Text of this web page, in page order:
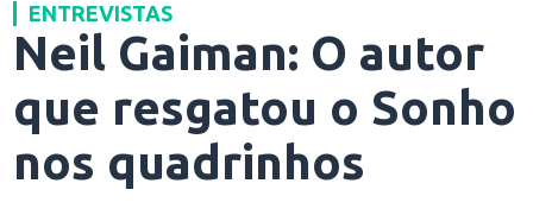
ENTREVISTAS
Neil Gaiman: O autor
que resgatou o Sonho
nos quadrinhos